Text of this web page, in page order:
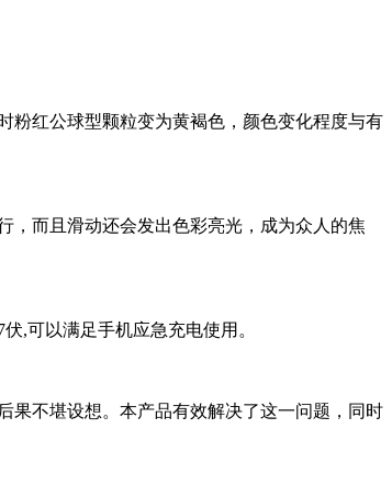
红公球型颗粒变为黄褐色，颜色变化程度与有
而且滑动还会发出色彩亮光，成为众人的焦
,可以满足手机应急充电使用。
不堪设想。本产品有效解决了这一问题，同时